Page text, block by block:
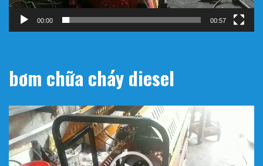
00:00 00:57
bơm chữa cháy diesel
Trình
chơi
Video